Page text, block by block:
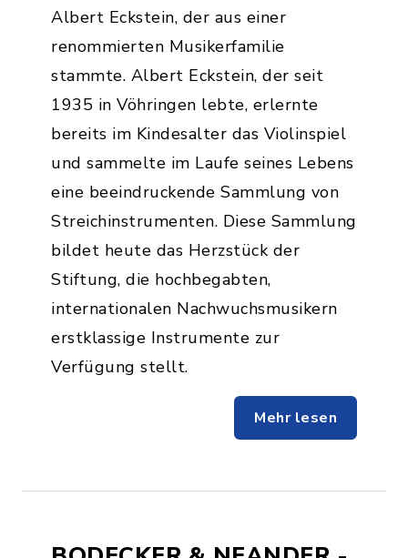
Albert Eckstein, der aus einer
renommierten Musikerfamilie
stammte. Albert Eckstein, der seit
1935 in Vöhringen lebte, erlernte
bereits im Kindesalter das Violinspiel
und sammelte im Laufe seines Lebens
eine beeindruckende Sammlung von
Streichinstrumenten. Diese Sammlung
bildet heute das Herzstück der
Stiftung, die hochbegabten,
internationalen Nachwuchsmusikern
erstklassige Instrumente zur
Verfügung stellt.
Mehr lesen